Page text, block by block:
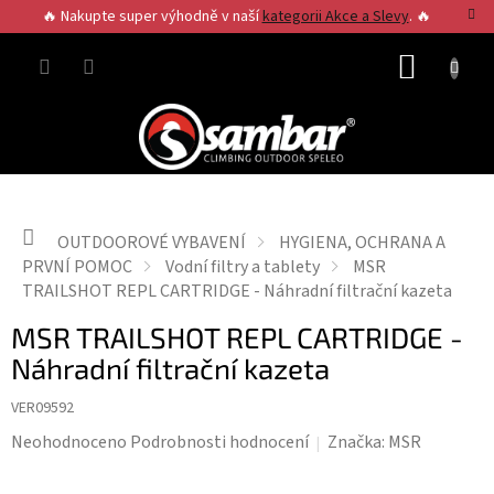
na
obsah
🔥 Nakupte super výhodně v našíkategorii Akce a Slevy. 🔥
Domů
OUTDOOROVÉ VYBAVENÍ
HYGIENA, OCHRANA A
PRVNÍ POMOC
Vodní filtry a tablety
MSR
TRAILSHOT REPL CARTRIDGE - Náhradní filtrační kazeta
MSR TRAILSHOT REPL CARTRIDGE -
Náhradní filtrační kazeta
VER09592
Průměrné
Neohodnoceno Podrobnosti hodnocení Značka: MSR